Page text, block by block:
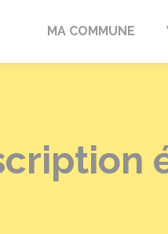
Fréville-du-Gâtinais
MA COMMUNE